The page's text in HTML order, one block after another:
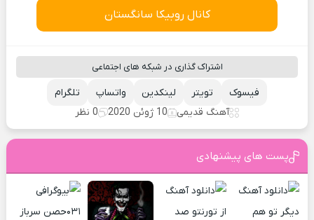
کانال روبیکا سانگستان
اشتراک گذاری در شبکه های اجتماعی
تلگرام واتساپ لینکدین تویتر
فیسوک
آهنگ قدیمی
10 ژوئن 2020 0 نظر
پست های پیشنهادی